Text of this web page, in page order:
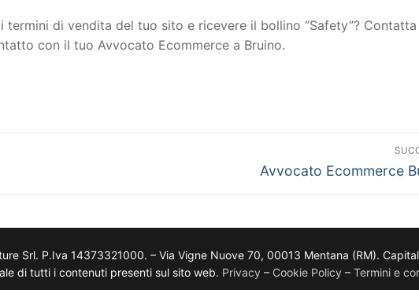
di vendita del tuo sito e ricevere il bollino “Safety”? Contatta
con il tuo Avvocato Ecommerce a Bruino.
Avvocato Ecommerce
Srl. P.Iva 14373321000. – Via Vigne Nuove 70, 00013 Mentana (RM).
di tutti i contenuti presenti sul sito web. Privacy – Cookie Policy – Termini e